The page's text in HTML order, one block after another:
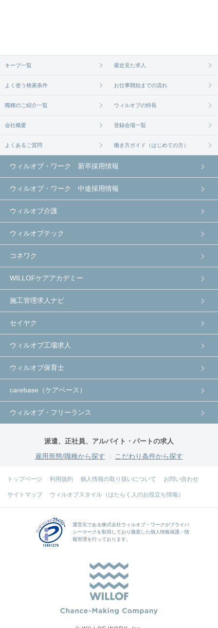
無料相談の登録はコチラから
キープ一覧 最近見た求人
よく使う検索条件 お仕事開始までの流れ
職種のご紹介一覧 ウィルオブの特長
会社概要 登録会場一覧
よくあるご質問 働き方ガイド（はじめての方）
ウィルオブ・ワーク 新卒採用情報
ウィルオブ・ワーク 中途採用情報
ウィルオブ介護
ウィルオブテック
コネワク
WILLOFケアアカデミー
施工管理求人ナビ
セイヤク
ウィルオブ工場求人
ウィルオブ保育士
carebase（ケアベース）
ウィルオブ・フリーランス
派遣、正社員、アルバイト・パートの求人
雇用形態/職種から探す
こだわり条件から探す
トップページ 利用規約 個人情報の取り扱いについて お問い合わせ
サイトマップ ウィルオブスタイル（はたらく人のお役立ち情報）
運営元である株式会社ウィルオブ・ワークがプライバ
シーマークを取得しており徹底した個人情報保護・情
報管理を行っております。